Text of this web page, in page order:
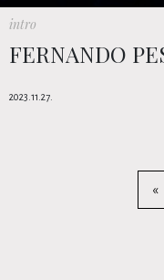
intro
FERNANDO
2023.11.27.
«